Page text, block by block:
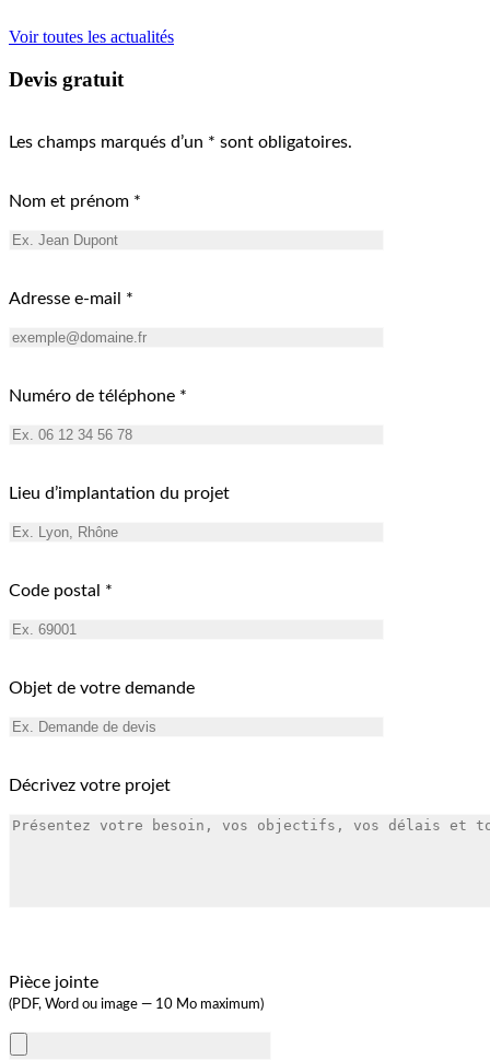
Voir toutes les actualités
Devis gratuit
Les champs marqués d’un * sont obligatoires.
Nom et prénom *
Adresse e-mail *
Numéro de téléphone *
Lieu d’implantation du projet
Code postal *
Objet de votre demande
Décrivez votre projet
Pièce jointe
(PDF, Word ou image — 10 Mo maximum)